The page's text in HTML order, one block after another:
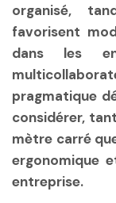
organisé,
favorisent
dans les
pragmatique
considérer,
mètre carré
ergonomique
entreprise.